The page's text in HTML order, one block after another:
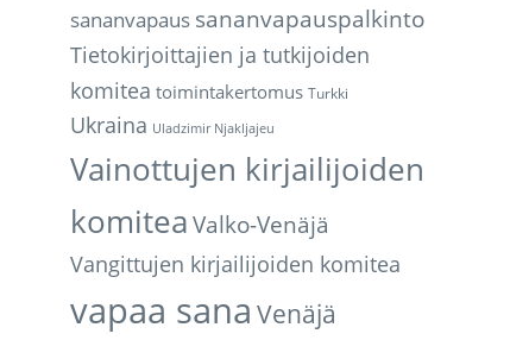
sananvapaus sananvapauspalkinto
Tietokirjoittajien ja tutkijoiden
komitea toimintakertomus Turkki
Ukraina Uladzimir Njakljajeu
Vainottujen kirjailijoiden
komitea Valko-Venäjä
Vangittujen kirjailijoiden komitea
vapaa sana Venäjä